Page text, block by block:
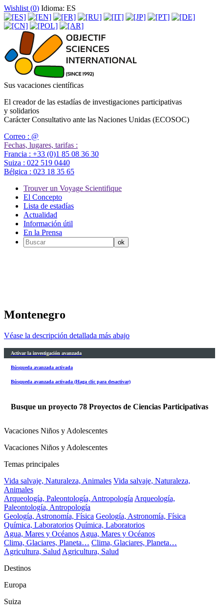
Wishlist (0) Idioma: ES
Sus vacaciones científicas
El creador de las estadías de investigaciones participativas
y solidarios
Carácter Consultativo ante las Naciones Unidas (ECOSOC)
Correo : @
Fechas, lugares, tarifas :
Francia : +33 (0)1 85 08 36 30
Suiza : 022 519 0440
Bélgica : 023 18 35 65
Trouver un Voyage Scientifique
El Concepto
Lista de estadías
Actualidad
Información útil
En la Prensa
Montenegro
Véase la descripción detallada más abajo
Activar la investigación avanzada
Búsqueda avanzada activada
Búsqueda avanzada activada (Haga clic para desactivar)
Busque un proyecto 78 Proyectos de Ciencias Participativas
Vacaciones Niños y Adolescentes
Vacaciones Niños y Adolescentes
Temas principales
Vida salvaje, Naturaleza, Animales Vida salvaje, Naturaleza,
Animales
Arqueología, Paleontología, Antropología Arqueología,
Paleontología, Antropología
Geología, Astronomía, Física Geología, Astronomía, Física
Química, Laboratorios Química, Laboratorios
Agua, Mares y Océanos Agua, Mares y Océanos
Clima, Glaciares, Planeta… Clima, Glaciares, Planeta…
Agricultura, Salud Agricultura, Salud
Destinos
Europa
Suiza